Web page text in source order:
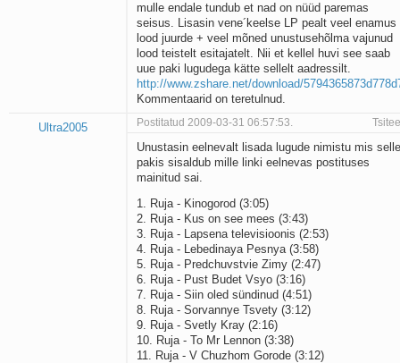
mulle endale tundub et nad on nüüd paremas
seisus. Lisasin vene´keelse LP pealt veel enamus
lood juurde + veel mõned unustusehõlma vajunud
lood teistelt esitajatelt. Nii et kellel huvi see saab
uue paki lugudega kätte sellelt aadressilt.
http://www.zshare.net/download/
Kommentaarid on teretulnud.
Ultra2005 Postitatud 2009-03-31 06:57:53.
Unustasin eelnevalt lisada lugude nimistu mis
pakis sisaldub mille linki eelnevas postituses
mainitud sai.
1. Ruja - Kinogorod (3:05)
2. Ruja - Kus on see mees (3:43)
3. Ruja - Lapsena televisioonis (2:53)
4. Ruja - Lebedinaya Pesnya (3:58)
5. Ruja - Predchuvstvie Zimy (2:47)
6. Ruja - Pust Budet Vsyo (3:16)
7. Ruja - Siin oled sündinud (4:51)
8. Ruja - Sorvannye Tsvety (3:12)
9. Ruja - Svetly Kray (2:16)
10. Ruja - To Mr Lennon (3:38)
11. Ruja - V Chuzhom Gorode (3:12)